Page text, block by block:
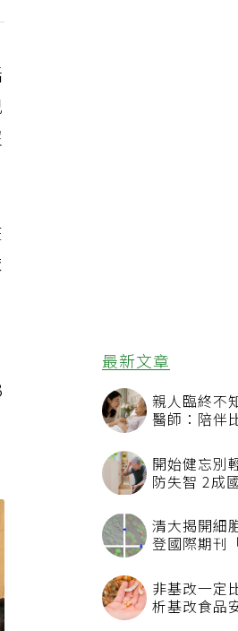
最新文章
親人臨終不
醫師：陪伴
開始健忘
防失智 2成
清大揭開細
登國際期刊
非基改一定
析基改食品